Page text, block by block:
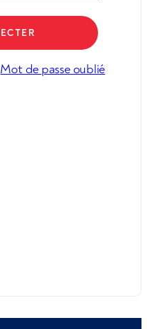
Mot de passe oublié